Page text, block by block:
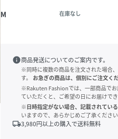
M 在庫なし
info商品発送についてのご案内です。
※同時に複数の商品を注文された場合
す。
お急ぎの商品は、個別にご注文くだ
※Rakuten Fashionでは、一部商品で
ていただくと、ご希望の日にお届けで
※日時指定がない場合、記載されてい
いますので、あらかじめご了承ください
local_shipping3,980円以上の購入で送料無料